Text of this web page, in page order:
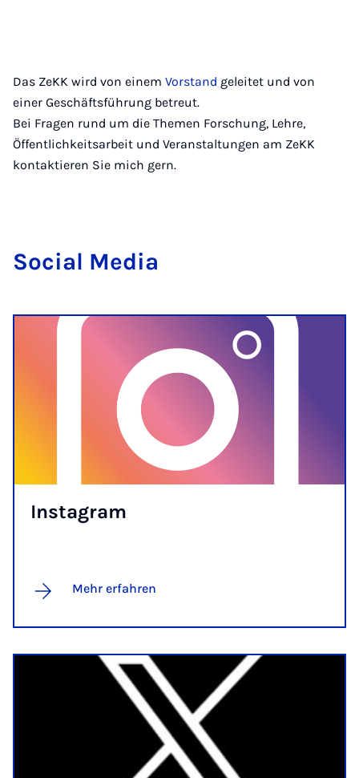
Das ZeKK wird von einem Vorstand geleitet und von
einer Geschäftsführung betreut.
Bei Fragen rund um die Themen Forschung, Lehre,
Öffentlichkeitsarbeit und Veranstaltungen am ZeKK
kontaktieren Sie mich gern.
So­ci­al Me­dia
Ins­ta­gram
Mehr erfahren